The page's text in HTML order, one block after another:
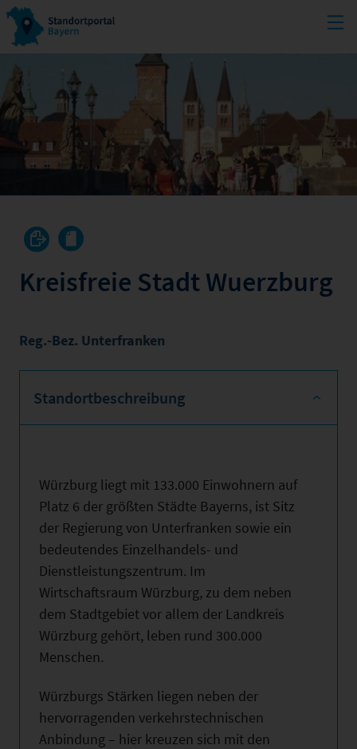
Kreisfreie Stadt Wuerzburg
Reg.-Bez. Unterfranken
Standortbeschreibung
Würzburg liegt mit 133.000 Einwohnern auf
Platz 6 der größten Städte Bayerns, ist Sitz
der Regierung von Unterfranken sowie ein
bedeutendes Einzelhandels- und
Dienstleistungszentrum. Im
Wirtschaftsraum Würzburg, zu dem neben
dem Stadtgebiet vor allem der Landkreis
Würzburg gehört, leben rund 300.000
Menschen.
Würzburgs Stärken liegen neben der
hervorragenden verkehrstechnischen
Anbindung – hier kreuzen sich mit den